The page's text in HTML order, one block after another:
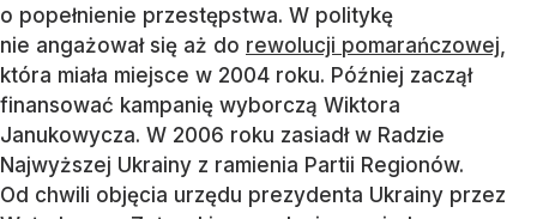
o popełnienie przestępstwa. W politykę
nie angażował się aż do rewolucji pomarańczowej,
która miała miejsce w 2004 roku. Później zaczął
finansować kampanię wyborczą Wiktora
Janukowycza. W 2006 roku zasiadł w Radzie
Najwyższej Ukrainy z ramienia Partii Regionów.
Od chwili objęcia urzędu prezydenta Ukrainy przez